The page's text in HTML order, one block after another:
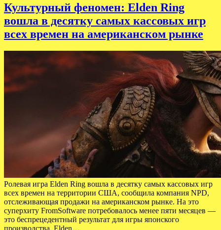
Культурный феномен: Elden Ring
вошла в десятку самых кассовых игр
всех времен на американском рынке
Ролевая игра Elden Ring вошла в десятку самых кассовых игр
всех времен на территории США, сообщила компания NPD,
отслеживающая продажи на американском рынке. На это
суперхиту FromSoftware потребовалось менее пяти месяцев —
это беспрецедентный результат для игры японского
производства. Elden…